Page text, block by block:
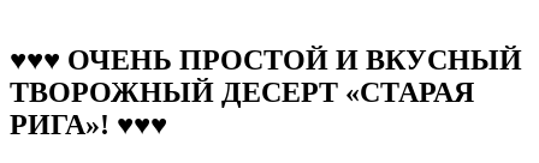
♥♥♥ ОЧЕНЬ ПРОСТОЙ И ВКУСНЫЙ
ТВОРОЖНЫЙ ДЕСЕРТ «СТАРАЯ
РИГА»! ♥♥♥